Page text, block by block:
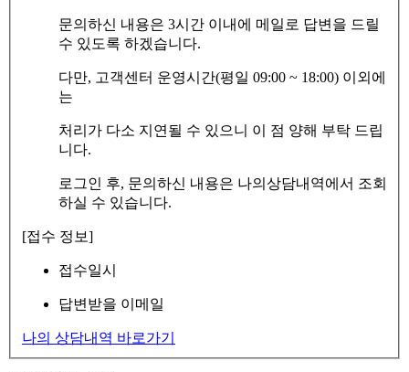
문의하신 내용은 3시간 이내에 메일로 답변을 드릴
수 있도록 하겠습니다.
다만, 고객센터 운영시간(평일 09:00 ~ 18:00) 이외에
는
처리가 다소 지연될 수 있으니 이 점 양해 부탁 드립
니다.
로그인 후, 문의하신 내용은 나의상담내역에서 조회
하실 수 있습니다.
[접수 정보]
접수일시
답변받을 이메일
나의 상담내역 바로가기